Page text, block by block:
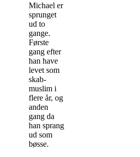
Michael er
sprunget
ud to
gange.
Første
gang efter
han have
levet som
skab-
muslim i
flere år, og
anden
gang da
han sprang
ud som
bøsse.